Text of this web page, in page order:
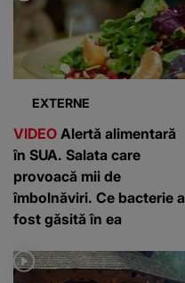
EXTERNE
VIDEO Alertă alimentară
în SUA. Salata care
provoacă mii de
îmbolnăviri. Ce bacterie a
fost găsită în ea